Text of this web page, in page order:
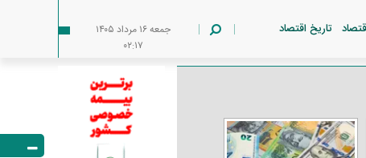
تاریخ اقتصاد
جمعه ۱۶ مرداد ۱۴۰۵
۰۲:۱۷